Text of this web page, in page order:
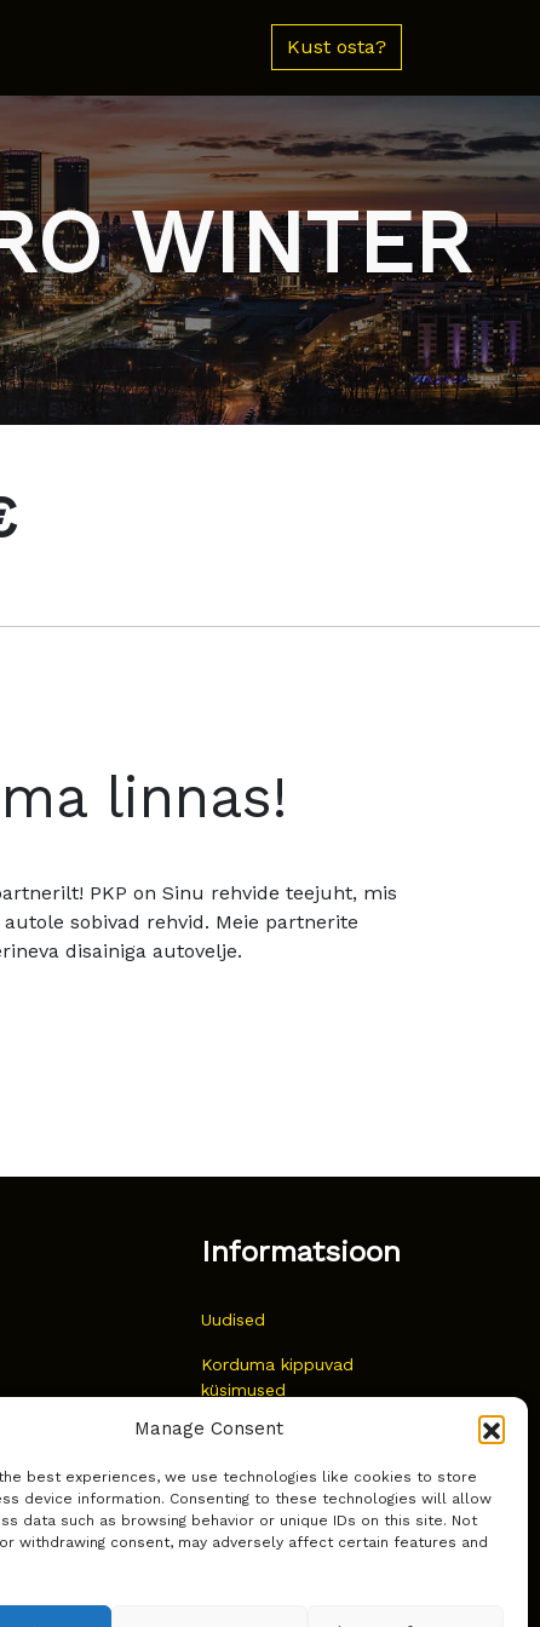
Manage Consent
best experiences, we use technologies like cookies to store
device information. Consenting to these technologies will allow
data such as browsing behavior or unique IDs on this site. Not
withdrawing consent, may adversely affect certain features and
Kust osta?
WINTER
linnas!
PKP on Sinu rehvide teejuht, mis
sobivad rehvid. Meie partnerite
disainiga autovelje.
Informatsioon
Uudised
Korduma kippuvad
küsimused
Kust osta?
Küpsiste poliitika